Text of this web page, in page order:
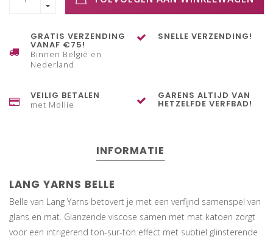
GRATIS VERZENDING
VANAF €75!
Binnen België en
Nederland
SNELLE VERZENDING!
VEILIG BETALEN
met Mollie
GARENS ALTIJD VAN
HETZELFDE VERFBAD!
INFORMATIE
LANG YARNS BELLE
Belle van Lang Yarns betovert je met een verfijnd samenspel van
glans en mat. Glanzende viscose samen met mat katoen zorgt
voor een intrigerend ton-sur-ton effect met subtiel glinsterende